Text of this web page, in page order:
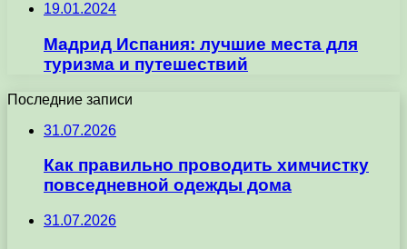
19.01.2024
Мадрид Испания: лучшие места для
туризма и путешествий
Последние записи
31.07.2026
Как правильно проводить химчистку
повседневной одежды дома
31.07.2026